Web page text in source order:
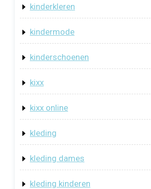
kinderkleren
kindermode
kinderschoenen
kixx
kixx online
kleding
kleding dames
kleding kinderen